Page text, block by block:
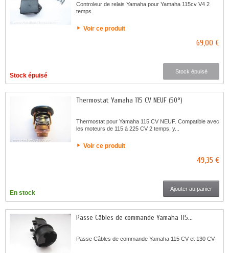
Controleur de relais Yamaha pour Yamaha 115cv V4 2
temps.
Voir ce produit
69,00 €
Stock épuisé
Stock épuisé
Thermostat Yamaha 115 CV NEUF (50°)
Thermostat pour Yamaha 115 CV NEUF. Compatible avec
les moteurs de 115 à 225 CV 2 temps, y...
Voir ce produit
49,35 €
En stock
Ajouter au panier
Passe Câbles de commande Yamaha 115...
Passe Câbles de commande Yamaha 115 CV et 130 CV